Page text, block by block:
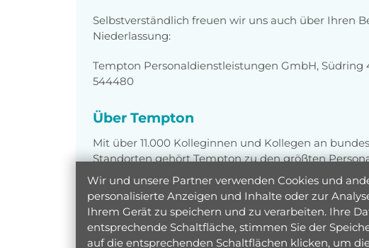
Selbstverständlich freuen wir uns auch über Ihren
Niederlassung:
Tempton Personaldienstleistungen GmbH, Südring
544480
Über Tempton
Mit über 11.000 Kolleginnen und Kollegen an
Standorten gehört Tempton zu den größten
Unser gemeinsames Ziel: motivierte Jobsuchende
personelle Unterstützung suchen,
Wir und unsere Partner verwenden Cookies und
personalisierte Anzeigen und Inhalte oder zur
Ihrem Gerät zu speichern und zu verarbeiten. Ihre
entsprechende Schaltfläche, stimmen Sie der
auf die entsprechenden Schaltflächen klicken, um